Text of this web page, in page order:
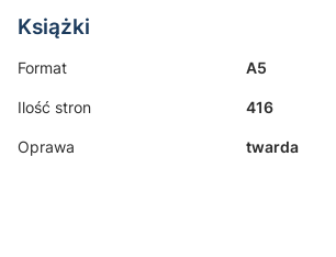
Książki
Format A5
Ilość stron 416
Oprawa twarda